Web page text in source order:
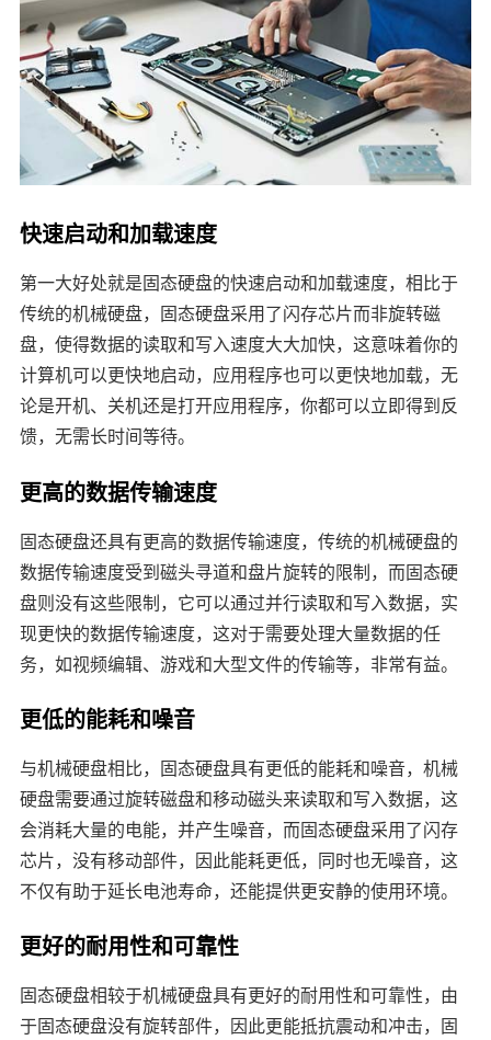
快速启动和加载速度
第一大好处就是固态硬盘的快速启动和加载速度，相比于
传统的机械硬盘，固态硬盘采用了闪存芯片而非旋转磁
盘，使得数据的读取和写入速度大大加快，这意味着你的
计算机可以更快地启动，应用程序也可以更快地加载，无
论是开机、关机还是打开应用程序，你都可以立即得到反
馈，无需长时间等待。
更高的数据传输速度
固态硬盘还具有更高的数据传输速度，传统的机械硬盘的
数据传输速度受到磁头寻道和盘片旋转的限制，而固态硬
盘则没有这些限制，它可以通过并行读取和写入数据，实
现更快的数据传输速度，这对于需要处理大量数据的任
务，如视频编辑、游戏和大型文件的传输等，非常有益。
更低的能耗和噪音
与机械硬盘相比，固态硬盘具有更低的能耗和噪音，机械
硬盘需要通过旋转磁盘和移动磁头来读取和写入数据，这
会消耗大量的电能，并产生噪音，而固态硬盘采用了闪存
芯片，没有移动部件，因此能耗更低，同时也无噪音，这
不仅有助于延长电池寿命，还能提供更安静的使用环境。
更好的耐用性和可靠性
固态硬盘相较于机械硬盘具有更好的耐用性和可靠性，由
于固态硬盘没有旋转部件，因此更能抵抗震动和冲击，固